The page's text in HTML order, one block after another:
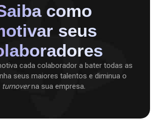
como
seus
cada colaborador a bater todas as
seus maiores talentos e diminua o
turnoverna sua empresa.